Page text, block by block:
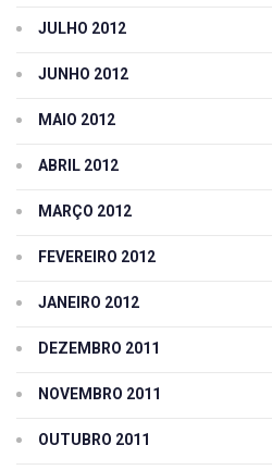
JULHO 2012
JUNHO 2012
MAIO 2012
ABRIL 2012
MARÇO 2012
FEVEREIRO 2012
JANEIRO 2012
DEZEMBRO 2011
NOVEMBRO 2011
OUTUBRO 2011